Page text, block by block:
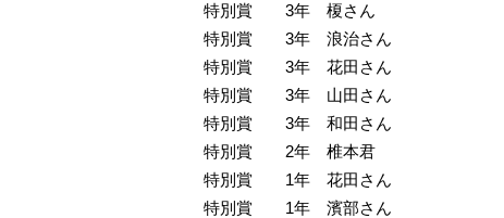
特別賞 3年 榎さん
特別賞 3年 浪治さん
特別賞 3年 花田さん
特別賞 3年 山田さん
特別賞 3年 和田さん
特別賞 2年 椎本君
特別賞 1年 花田さん
特別賞 1年 濱部さん